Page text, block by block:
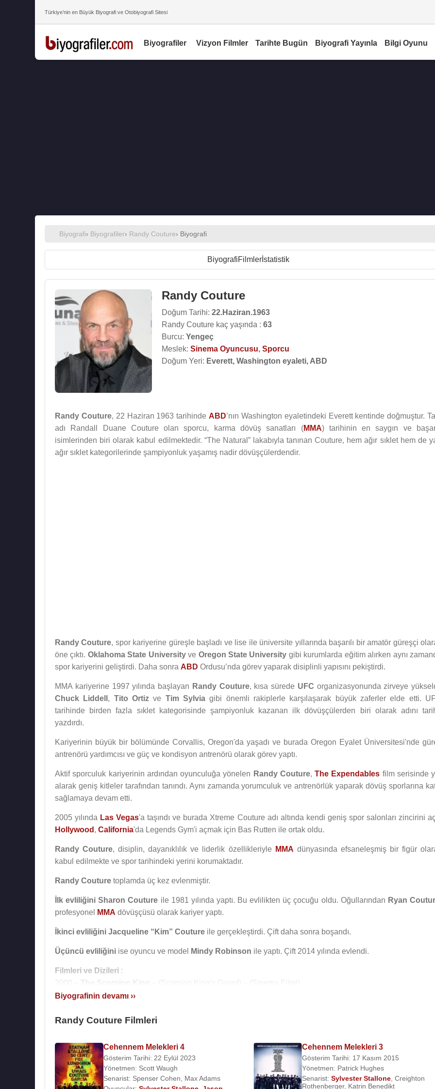
Türkiye’nin en Büyük Biyografi ve Otobiyografi Sitesi
Biyografiler Vizyon Filmler Tarihte Bugün Biyografi Yayınla Bilgi Oyunu
Biyografi› Biyografiler› Randy Couture› Biyografi
BiyografiFilmler İstatistik
Randy Couture
Doğum Tarihi: 22.Haziran.1963
Randy Couture kaç yaşında : 63
Burcu: Yengeç
Meslek: Sinema Oyuncusu, Sporcu
Doğum Yeri: Everett, Washington eyaleti, ABD
Randy Couture, 22 Haziran 1963 tarihindeABD’nın Washington eyaletindeki Everett kentinde doğmuştur.
adı Randall Duane Couture olan sporcu, karma dövüş sanatları (MMA) tarihinin en saygın ve
isimlerinden biri olarak kabul edilmektedir. “The Natural” lakabıyla tanınan Couture, hem ağır sıklet hem de
ağır sıklet kategorilerinde şampiyonluk yaşamış nadir dövüşçülerdendir.
Randy Couture, spor kariyerine güreşle başladı ve lise ile üniversite yıllarında başarılı bir amatör güreşçi
öne çıktı. Oklahoma State Universityve Oregon State University gibi kurumlarda eğitim alırken aynı
spor kariyerini geliştirdi. Daha sonra ABD Ordusu’nda görev yaparak disiplinli yapısını pekiştirdi.
MMA kariyerine 1997 yılında başlayan Randy Couture, kısa sürede UFC organizasyonunda zirveye
Chuck Liddell , Tito Ortiz ve Tim Sylvia gibi önemli rakiplerle karşılaşarak büyük zaferler elde etti.
tarihinde birden fazla sıklet kategorisinde şampiyonluk kazanan ilk dövüşçülerden biri olarak adını
yazdırdı.
Kariyerinin büyük bir bölümünde Corvallis, Oregon'da yaşadı ve burada Oregon Eyalet Üniversitesi'nde
antrenörü yardımcısı ve güç ve kondisyon antrenörü olarak görev yaptı.
Aktif sporculuk kariyerinin ardından oyunculuğa yönelen Randy Couture, The Expendables film serisinde
alarak geniş kitleler tarafından tanındı. Aynı zamanda yorumculuk ve antrenörlük yaparak dövüş sporlarına
sağlamaya devam etti.
2005 yılında Las Vegas'a taşındı ve burada Xtreme Couture adı altında kendi geniş spor salonları zincirini
Hollywood , California'da Legends Gym'i açmak için Bas Rutten ile ortak oldu.
Randy Couture, disiplin, dayanıklılık ve liderlik özellikleriyle MMA dünyasında efsaneleşmiş bir figür
kabul edilmekte ve spor tarihindeki yerini korumaktadır.
Randy Couture toplamda üç kez evlenmiştir.
İlk evliliğini Sharon Couture ile 1981 yılında yaptı. Bu evlilikten üç çocuğu oldu. Oğullarından Ryan
profesyonel
MMA dövüşçüsü olarak kariyer yaptı.
İkinci evliliğini Jacqueline “Kim” Couture ile gerçekleştirdi. Çift daha sonra boşandı.
Üçüncü evliliğini ise oyuncu ve model Mindy Robinson ile yaptı. Çift 2014 yılında evlendi.
Filmleri ve Dizileri :
2000 – The Scorpion King
– (Scorpion King’s Guard) – (Sinema Filmi)
2003 –Cradle 2 the Grave
2009 –Redbelt– (Randy Couture) – (Sinema Filmi)
2011 –Setup– (Petey) – (Sinema Filmi)
2012 –The Expendables 2 – (Toll Road) – (Sinema Filmi)
2012 –Hijacked– (Sarge) – (Sinema Filmi)
2012 –That’s What She Said – (Rocco) – (Sinema Filmi)
Biyografinin devamı ››
Randy Couture Filmleri
Cehennem Melekleri 4
Gösterim Tarihi: 22 Eylül 2023
Yönetmen: Scott Waugh
Senarist: Spenser Cohen
Max Adams
Cehennem Melekleri 3
Gösterim Tarihi: 17 Kasım 2015
Yönetmen: Patrick Hughes
Senarist: Sylvester Stallone, Creighton
Rothenberger, Katrin Benedikt